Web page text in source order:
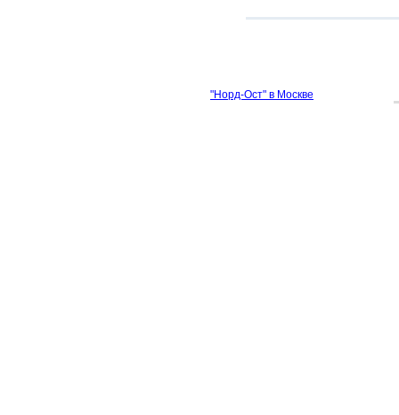
"Норд-Ост" в Москве